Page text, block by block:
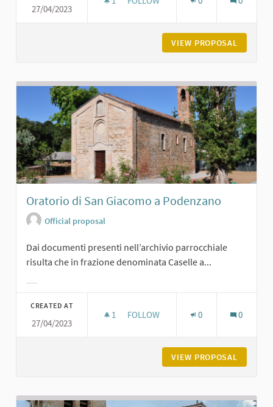
27/04/2023
VIEW PROPOSAL
Oratorio di San Giacomo a Podenzano
Official proposal
Dai documenti presenti nell’archivio parrocchiale
risulta che in frazione denominata Caselle a...
CREATED AT
27/04/2023
1 1 FOLLOWER
FOLLOW 0 0
VIEW PROPOSAL